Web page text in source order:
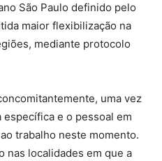
São Paulo definido pelo
maior flexibilização na
mediante protocolo
uma vez
e o pessoal em
trabalho neste momento.
nas localidades em que a